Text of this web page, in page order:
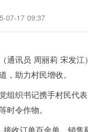
07-17 09:37
通讯员 周丽莉 宋发
，助力村民增收。
组织书记携手村民代
时令作物。